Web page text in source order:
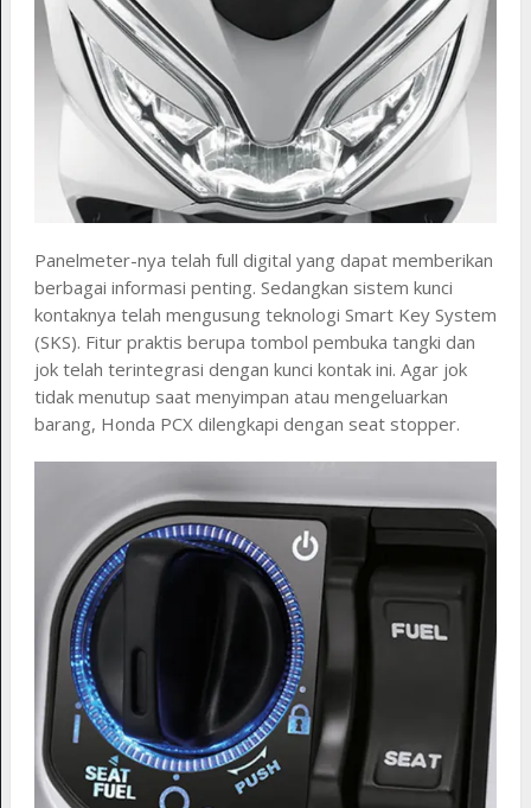
Panelmeter-nya telah full digital yang dapat memberikan
berbagai informasi penting. Sedangkan sistem kunci
kontaknya telah mengusung teknologi Smart Key System
(SKS). Fitur praktis berupa tombol pembuka tangki dan
jok telah terintegrasi dengan kunci kontak ini. Agar jok
tidak menutup saat menyimpan atau mengeluarkan
barang, Honda PCX dilengkapi dengan seat stopper.